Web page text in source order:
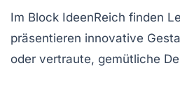
Im Block IdeenReich finden
präsentieren innovative
oder vertraute, gemütliche